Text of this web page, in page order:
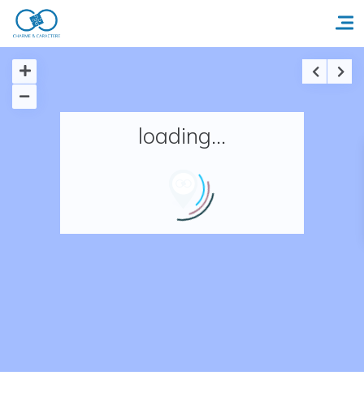
Accueil
Nos adresses en France
loading...